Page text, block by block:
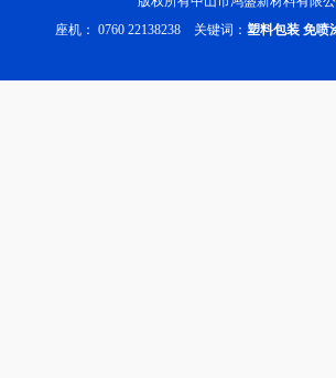
座机： 0760 22138238 关键词：塑料包装 免喷